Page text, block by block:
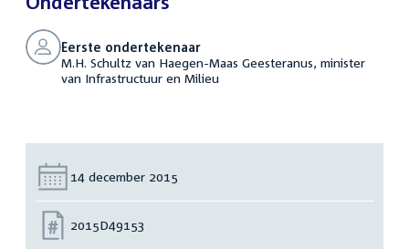
Eerste ondertekenaar
M.H. Schultz van Haegen-Maas Geesteranus, minister
van Infrastructuur en Milieu
Datum:
14 december 2015
Nummer:
2015D49153